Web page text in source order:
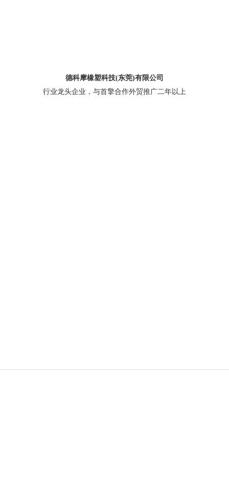
德科摩橡塑科技(东莞)有限公司
行业龙头企业，与首擎合作外贸推广二年以上